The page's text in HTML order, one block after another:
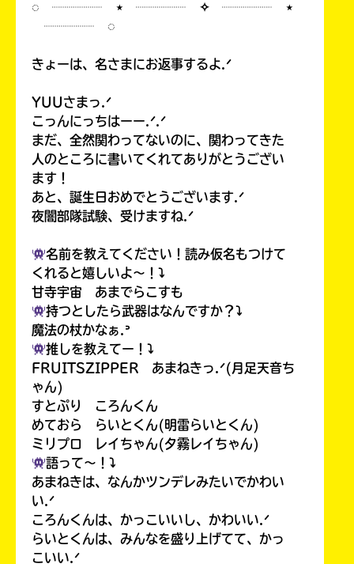
◌ ┈┈┈┈ ⋆ ┈┈┈┈ ✧ ┈┈┈┈ ⋆
┈┈┈┈ ◌
きょーは、名さまにお返事するよ.ᐟ
YUUさまっ.ᐟ
こっんにっちはーー.ᐟ.ᐟ
まだ、全然関わってないのに、関わってきた
人のところに書いてくれてありがとうござい
ます！
あと、誕生日おめでとうございます.ᐟ
夜闇部隊試験、受けますね.ᐟ
名前を教えてください！読み仮名もつけて
くれると嬉しいよ〜！⤵︎
甘寺宇宙 あまでらこすも
持つとしたら武器はなんですか？⤵︎
魔法の杖かなぁ.ᐣ
推しを教えてー！⤵︎
FRUITSZIPPER あまねきっ.ᐟ(月足天音ち
ゃん)
すとぷり ころんくん
めておら らいとくん(明雷らいとくん)
ミリプロ レイちゃん(夕霧レイちゃん)
語って〜！⤵︎
あまねきは、なんかツンデレみたいでかわい
い.ᐟ
ころんくんは、かっこいいし、かわいい.ᐟ
らいとくんは、みんなを盛り上げてて、かっ
こいい.ᐟ